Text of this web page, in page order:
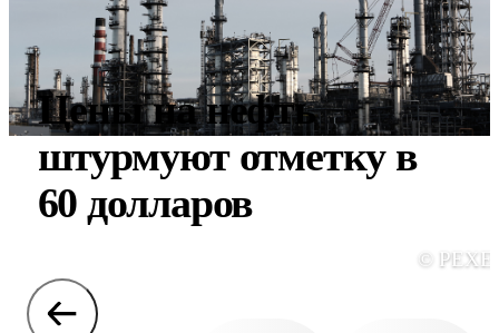
Цены на нефть
штурмуют отметку в
60 долларов
©